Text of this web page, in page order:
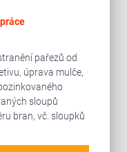
pařezů od
úprava mulče,
sloupů
bran, vč. sloupků